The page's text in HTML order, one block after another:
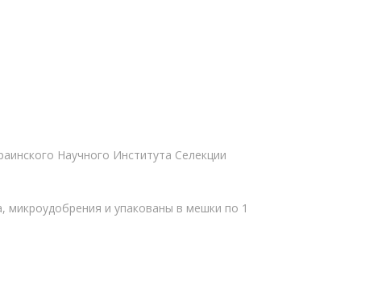
Научного Института Селекции
микроудобрения и упакованы в мешки по 1